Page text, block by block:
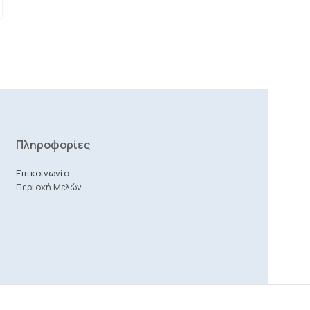
Πληροφορίες
Επικοινωνία
Περιοχή Μελών